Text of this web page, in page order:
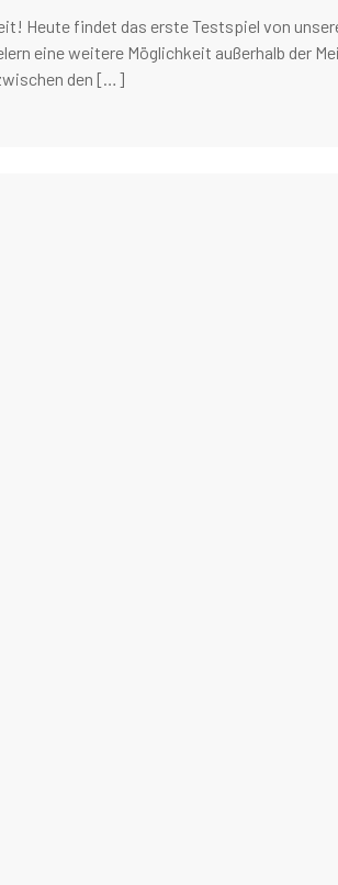
Heute findet das erste Testspiel von
eine weitere Möglichkeit außerhalb der
den […]